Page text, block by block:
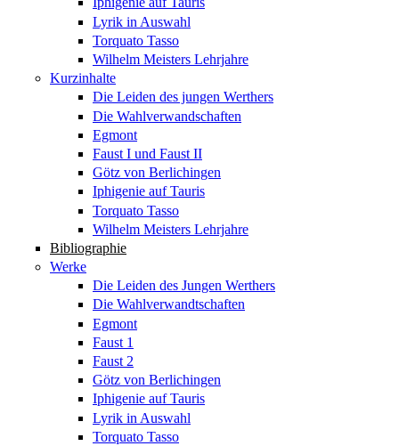
Lyrik in Auswahl
Torquato Tasso
Wilhelm Meisters Lehrjahre
Kurzinhalte
Die Leiden des jungen Werthers
Die Wahlverwandschaften
Egmont
Faust I und Faust II
Götz von Berlichingen
Iphigenie auf Tauris
Torquato Tasso
Wilhelm Meisters Lehrjahre
Bibliographie
Werke
Die Leiden des Jungen Werthers
Die Wahlverwandtschaften
Egmont
Faust 1
Faust 2
Götz von Berlichingen
Iphigenie auf Tauris
Lyrik in Auswahl
Torquato Tasso